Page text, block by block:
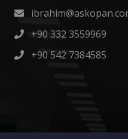
+90 332 3559969
+90 542 7384585